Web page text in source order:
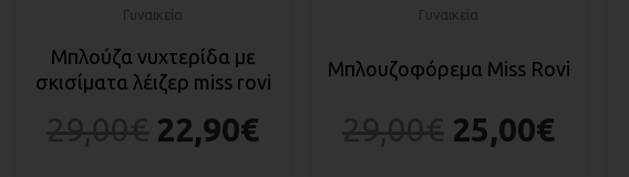
Γυναικεία
Μπλούζα νυχτερίδα με
σκισίματα λέιζερ miss rovi
22,90€
Γυναικεία
Mπλουζοφόρεμα Miss Rovi
25,00€